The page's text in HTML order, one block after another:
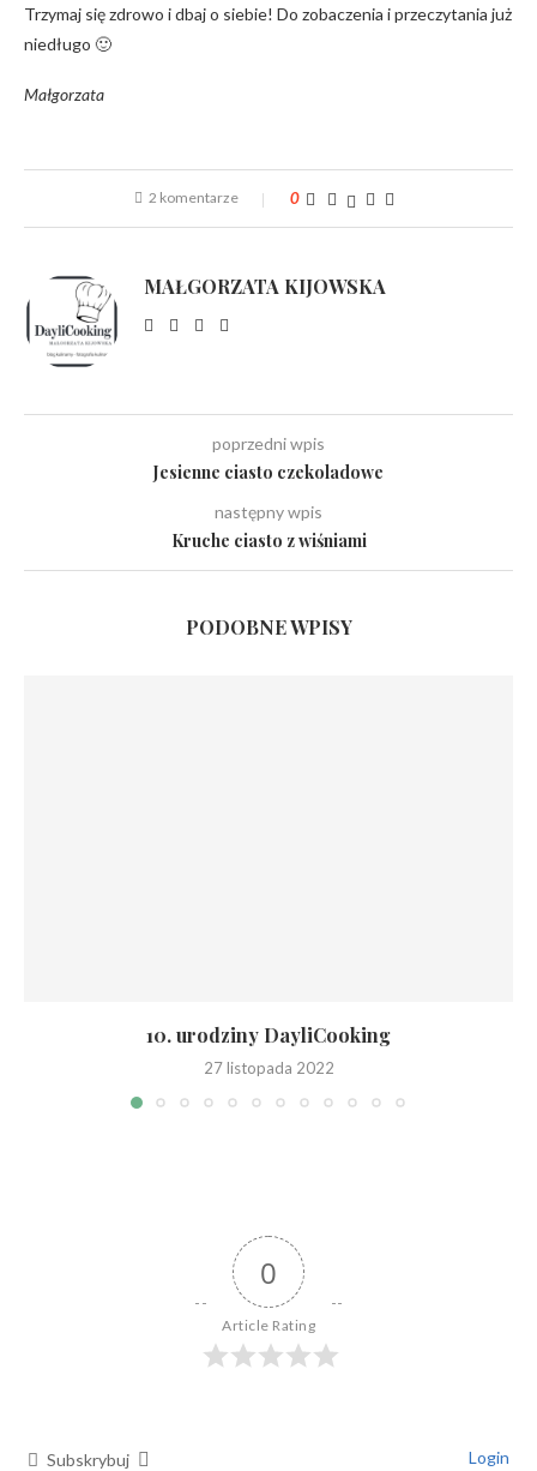
Trzymaj się zdrowo i dbaj o siebie! Do zobaczenia i przeczytania już
niedługo 🙂
Małgorzata
2 komentarze 0
MAŁGORZATA KIJOWSKA
poprzedni wpis
Jesienne ciasto czekoladowe
następny wpis
Kruche ciasto z wiśniami
PODOBNE WPISY
10. urodziny DayliCooking
27 listopada 2022
0
Article Rating
Subskrybuj Login